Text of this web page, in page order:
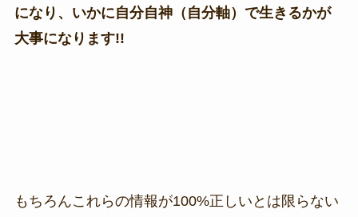
になり、いかに自分自神（自分軸）で生きるかが
大事になります!!
もちろんこれらの情報が100%正しいとは限らない